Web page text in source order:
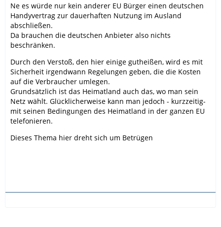
Ne es würde nur kein anderer EU Bürger einen deutschen
Handyvertrag zur dauerhaften Nutzung im Ausland
abschließen.
Da brauchen die deutschen Anbieter also nichts
beschränken.
Durch den Verstoß, den hier einige gutheißen, wird es mit
Sicherheit irgendwann Regelungen geben, die die Kosten
auf die Verbraucher umlegen.
Grundsätzlich ist das Heimatland auch das, wo man sein
Netz wählt. Glücklicherweise kann man jedoch - kurzzeitig-
mit seinen Bedingungen des Heimatland in der ganzen EU
telefonieren.
Dieses Thema hier dreht sich um Betrügen